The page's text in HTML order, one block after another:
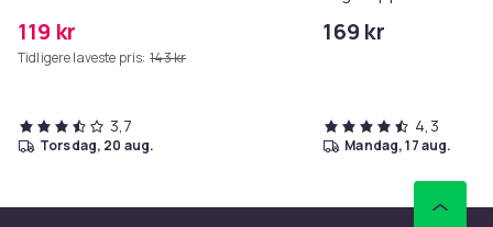
119 kr
Tidligere laveste pris: 143 kr
3,7
torsdag, 20 aug.
169 kr
4,3
mandag, 17 aug.